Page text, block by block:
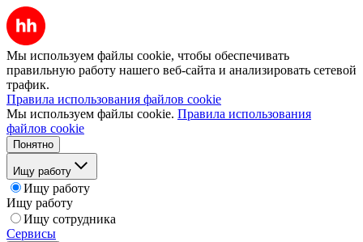
Мы используем файлы cookie, чтобы обеспечивать
правильную работу нашего веб-сайта и анализировать сетевой
трафик.
Правила использования файлов cookie
Мы используем файлы cookie. Правила использования
файлов cookie
Понятно
Ищу работу
Ищу работу
Ищу работу
Ищу сотрудника
Сервисы